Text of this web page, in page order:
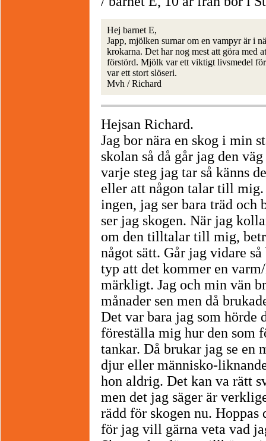
Hej barnet E,
Japp, mjölken surnar om en vampyr är i
krokarna. Det har nog mest att göra med
förstörd. Mjölk var ett viktigt livsmedel
var ett stort slöseri.
Mvh / Richard
Hejsan Richard.
Jag bor nära en skog i min
skolan så då går jag den
varje steg jag tar så känns
eller att någon talar till mig.
ingen, jag ser bara träd och
ser jag skogen. När jag
om den tilltalar till mig,
något sätt. Går jag vidare
typ att det kommer en
märkligt. Jag och min vän
månader sen men då
Det var bara jag som hörde
föreställa mig hur den som
tankar. Då brukar jag se en
djur eller människo-
hon aldrig. Det kan va rätt
men det jag säger är
rädd för skogen nu. Hoppas
för jag vill gärna veta vad